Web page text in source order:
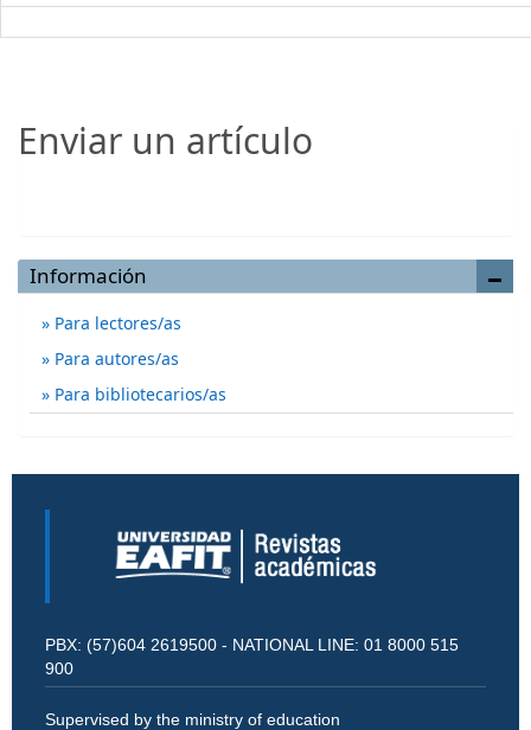
Enviar un artículo
Información
Para lectores/as
Para autores/as
Para bibliotecarios/as
PBX: (57)604 2619500 - NATIONAL LINE: 01 8000 515
900
Supervised by the ministry of education